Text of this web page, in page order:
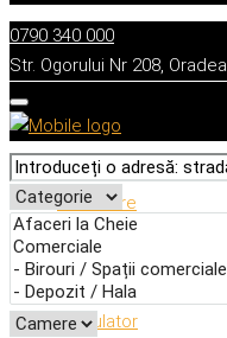
0790 340 000
Str. Ogorului Nr 208, Oradea
Descriere
Caracteristici
Adresă
Detalii
Calculator